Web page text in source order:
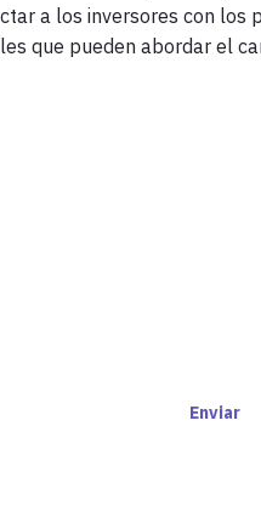
a los inversores con los
que pueden abordar el
Enviar